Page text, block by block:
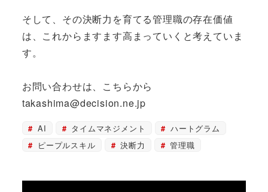
そして、その決断力を育てる管理職の存在価値
は、これからますます高まっていくと考えていま
す。
お問い合わせは、こちらから
takashima@decision.ne.jp
AI タイムマネジメント
ハートグラム
ピープルスキル
決断力 管理職